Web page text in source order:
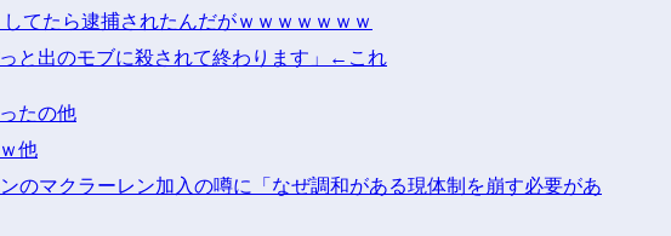
てたら逮捕されたんだがｗｗｗｗｗｗｗ
と出のモブに殺されて終わります」←これ
たの他
他
のマクラーレン加入の噂に「なぜ調和がある現体制を崩す必要があ